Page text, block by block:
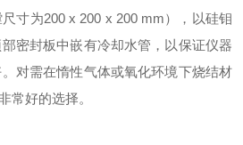
寸为200 x 200 x 200 mm），以硅钼
密封板中嵌有冷却水管，以保证仪器
对需在惰性气体或氧化环境下烧结材
常好的选择。